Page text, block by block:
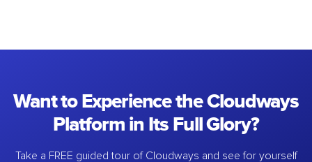
Want to Experience the Cloudways
Platform in Its Full Glory?
Take a FREE guided tour of Cloudways and see for yourself